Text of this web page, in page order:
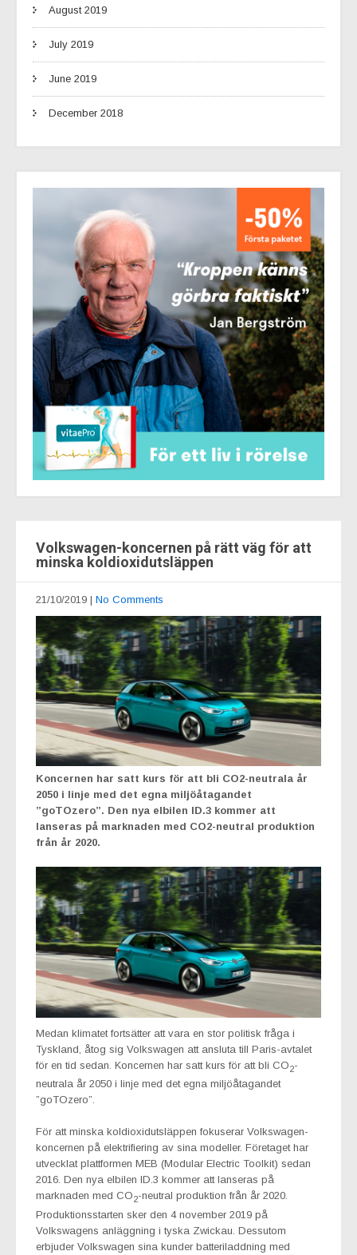
August 2019
July 2019
June 2019
December 2018
Volkswagen-koncernen på rätt väg för att
minska koldioxidutsläppen
21/10/2019 | No Comments
Koncernen har satt kurs för att bli CO2-neutrala år
2050 i linje med det egna miljöåtagandet
”goTOzero”. Den nya elbilen ID.3 kommer att
lanseras på marknaden med CO2-neutral produktion
från år 2020.
Medan klimatet fortsätter att vara en stor politisk fråga i
Tyskland, åtog sig Volkswagen att ansluta till Paris-avtalet
för en tid sedan. Koncernen har satt kurs för att bli CO2-
neutrala år 2050 i linje med det egna miljöåtagandet
”goTOzero”.
För att minska koldioxidutsläppen fokuserar Volkswagen-
koncernen på elektrifiering av sina modeller. Företaget har
utvecklat plattformen MEB (Modular Electric Toolkit) sedan
2016. Den nya elbilen ID.3 kommer att lanseras på
marknaden med CO2-neutral produktion från år 2020.
Produktionsstarten sker den 4 november 2019 på
Volkswagens anläggning i tyska Zwickau. Dessutom
erbjuder Volkswagen sina kunder batteriladdning med